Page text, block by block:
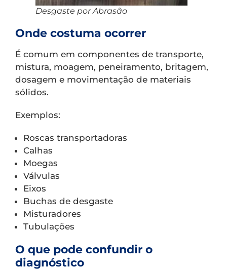
Desgaste por Abrasão
Onde costuma ocorrer
É comum em componentes de transporte,
mistura, moagem, peneiramento, britagem,
dosagem e movimentação de materiais
sólidos.
Exemplos:
Roscas transportadoras
Calhas
Moegas
Válvulas
Eixos
Buchas de desgaste
Misturadores
Tubulações
O que pode confundir o
diagnóstico